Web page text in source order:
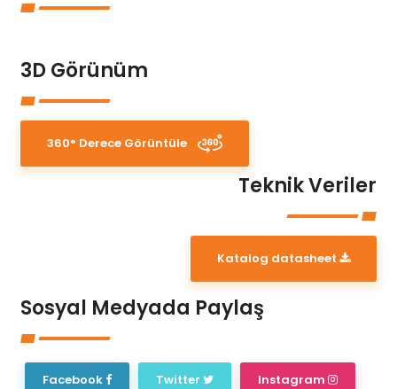
3D Görünüm
360° Derece Görüntüle
Teknik Veriler
Katalog datasheet
Sosyal Medyada Paylaş
Facebook Twitter Instagram